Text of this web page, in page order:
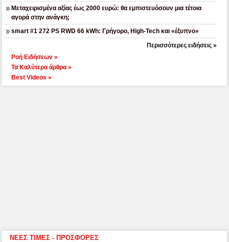
Μεταχειρισμένα αξίας έως 2000 ευρώ: θα εμπιστευόσουν μια τέτοια
αγορά στην ανάγκη;
smart #1 272 PS RWD 66 kWh: Γρήγορο, High-Tech και «έξυπνο»
Περισσότερες ειδήσεις »
Ροή Ειδήσεων »
Τα Καλύτερα άρθρα »
Best Videos »
ΝΕΕΣ ΤΙΜΕΣ - ΠΡΟΣΦΟΡΕΣ